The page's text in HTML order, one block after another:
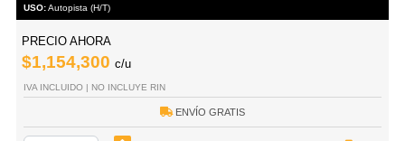
USO:Autopista (H/T)
PRECIO AHORA
$1,154,300 c/u
IVA INCLUIDO | NO INCLUYE RIN
ENVÍO GRATIS